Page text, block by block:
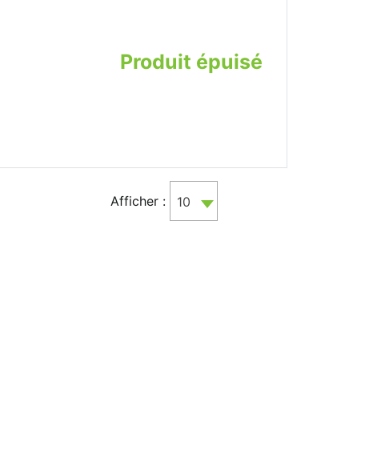
Produit épuisé
Afficher : 10